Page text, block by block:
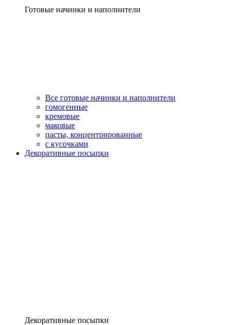
Готовые начинки и наполнители
Все готовые начинки и наполнители
гомогенные
кремовые
маковые
пасты, концентрированные
с кусочками
Декоративные посыпки
Декоративные посыпки